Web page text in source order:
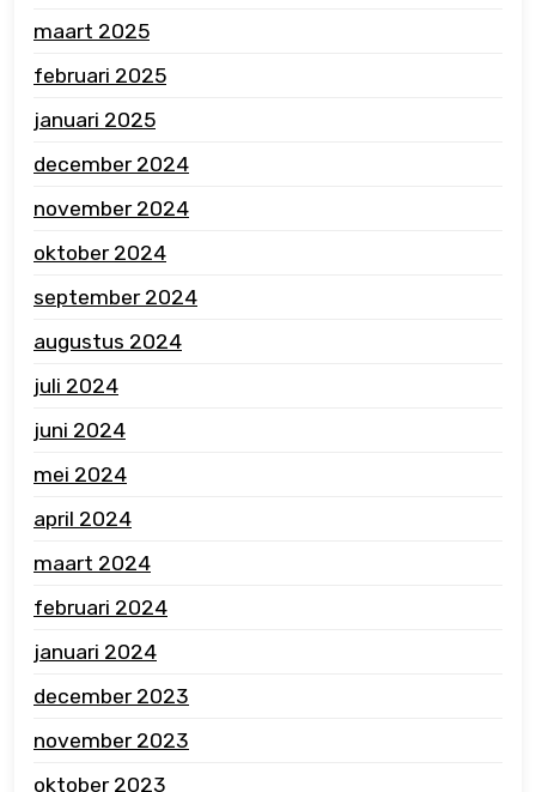
maart 2025
februari 2025
januari 2025
december 2024
november 2024
oktober 2024
september 2024
augustus 2024
juli 2024
juni 2024
mei 2024
april 2024
maart 2024
februari 2024
januari 2024
december 2023
november 2023
oktober 2023